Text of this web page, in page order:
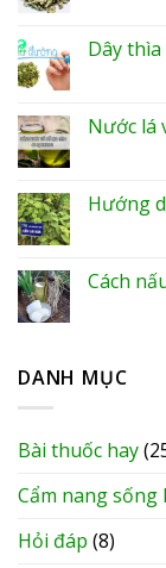
Dây
Nước lá
Hướng
Cách
DANH MỤC
Bài thuốc hay
Cẩm nang sống
Hỏi đáp (8)